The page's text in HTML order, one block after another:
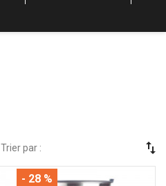
Trier par : swap_vert
- 28 %